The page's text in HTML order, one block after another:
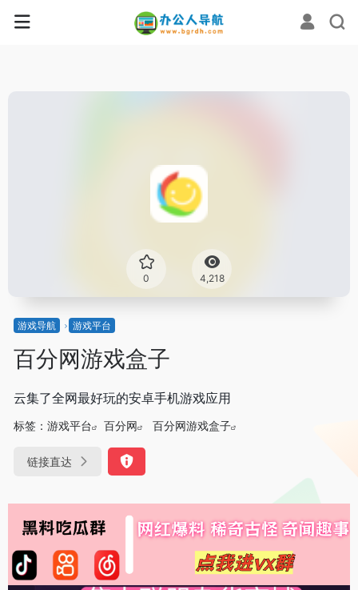
0 4,218
游戏导航 游戏平台
百分网游戏盒子
云集了全网最好玩的安卓手机游戏应用
标签： 游戏平台 百分网 百分网游戏盒子
链接直达